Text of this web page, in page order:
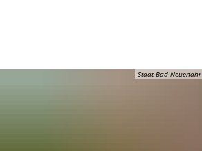
Stadt Bad